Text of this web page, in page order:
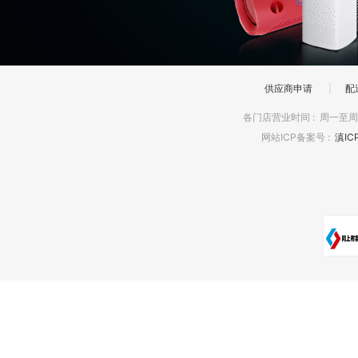
供应商申请 配
各门店营业时间 : 周一至
网站ICP备案号 : 滇